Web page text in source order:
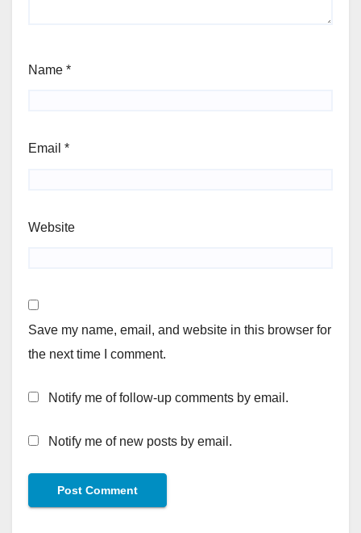
Name *
Email *
Website
Save my name, email, and website in this browser for
the next time I comment.
Notify me of follow-up comments by email.
Notify me of new posts by email.